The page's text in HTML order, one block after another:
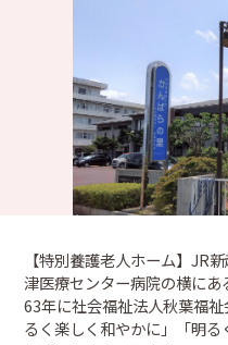
【特別養護老人ホーム】JR
津医療センター病院の横に
63年に社会福祉法人秋葉福
るく楽しく和やかに」「明